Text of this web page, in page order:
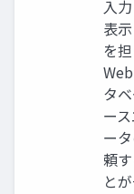
⼊
表
を
タ
ー
ー
頼
と